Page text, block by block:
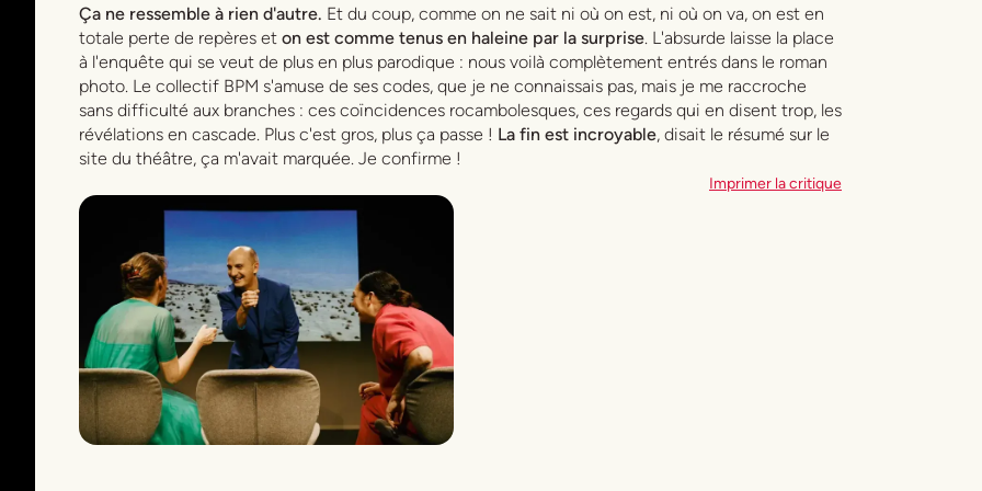
Ça ne ressemble à rien d'autre. Et du coup, comme on ne sait ni où on est, ni où on va, on est en
totale perte de repères et on est comme tenus en haleine par la surprise. L'absurde laisse la place
à l'enquête qui se veut de plus en plus parodique : nous voilà complètement entrés dans le roman
photo. Le collectif BPM s'amuse de ses codes, que je ne connaissais pas, mais je me raccroche
sans difficulté aux branches : ces coïncidences rocambolesques, ces regards qui en disent trop, les
révélations en cascade. Plus c'est gros, plus ça passe ! La fin est incroyable, disait le résumé sur le
site du théâtre, ça m'avait marquée. Je confirme !
Imprimer la critique